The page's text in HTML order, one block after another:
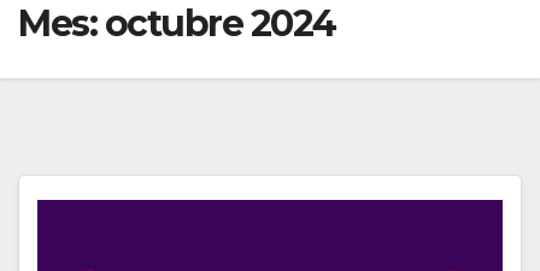
Mes:octubre 2024